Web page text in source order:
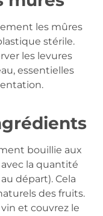
les mûres
stérile.
les levures
essentielles
bouillie aux
la quantité
départ). Cela
des fruits.
et couvrez le